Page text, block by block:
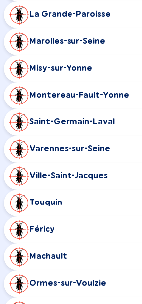
La Grande-Paroisse
Marolles-sur-Seine
Misy-sur-Yonne
Montereau-Fault-Yonne
Saint-Germain-Laval
Varennes-sur-Seine
Ville-Saint-Jacques
Touquin
Féricy
Machault
Ormes-sur-Voulzie